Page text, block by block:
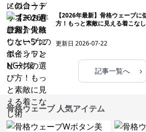
【2026年最新】骨格ウェーブ
方！もっと素敵に見える着こな
更新日2026-07-22
記事一覧へ ›
骨格ウェーブ 人気アイテム